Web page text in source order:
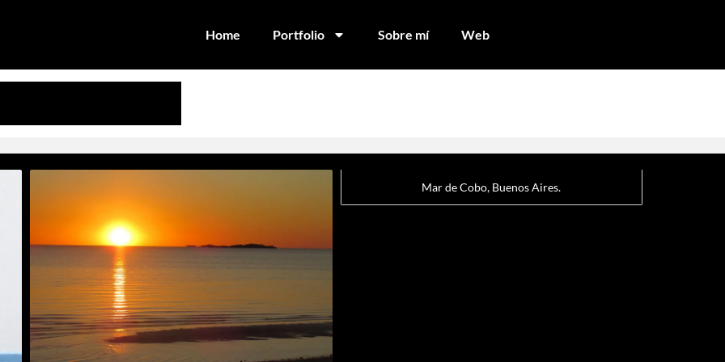
Home Portfolio Sobre mí Web
Mar de Cobo, Buenos Aires.